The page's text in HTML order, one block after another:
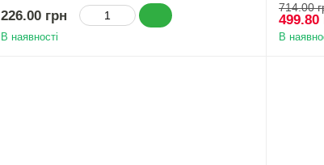
226.00 грн
В наявності
714.00
499.80
В